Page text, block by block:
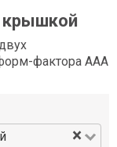
крышкой
фактора AAA
×